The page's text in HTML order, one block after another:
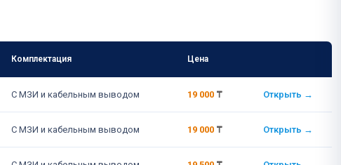
Комплектация
Цена
С МЗИ и кабельным выводом 19 000 ₸ Открыть →
С МЗИ и кабельным выводом 19 000 ₸ Открыть →